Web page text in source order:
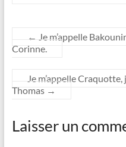
← Je m’appelle
Corinne.
Je m’appelle
Thomas →
Laisser un